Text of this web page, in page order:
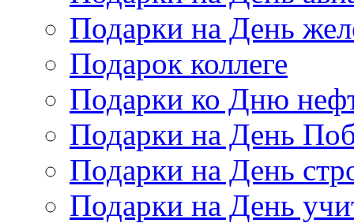
Подарки на День
Подарок коллеге
Подарки ко Дню
Подарки на День
Подарки на День
Подарки на День